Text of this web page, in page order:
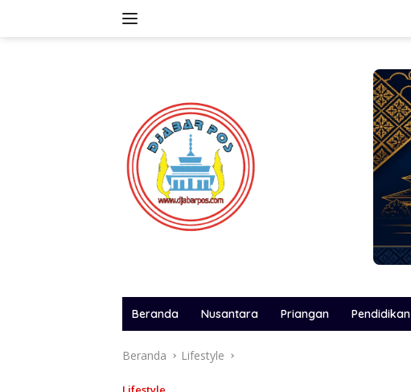
Beranda Nusantara Priangan Pendidikan
Beranda Lifestyle